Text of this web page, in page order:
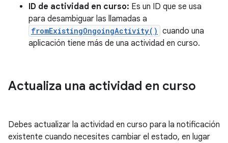
ID de actividad en curso: Es un ID que se usa
para desambiguar las llamadas a
fromExistingOngoingActivity() cuando una
aplicación tiene más de una actividad en curso.
Actualiza una actividad en curso
Debes actualizar la actividad en curso para la notificación
existente cuando necesites cambiar el estado, en lugar